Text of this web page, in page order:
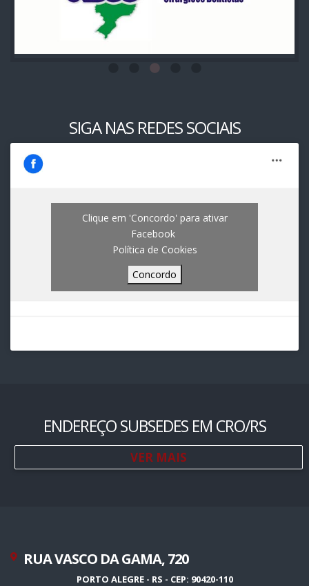
SIGA NAS REDES SOCIAIS
Clique em 'Concordo' para ativar
Facebook
Política de Cookies
Concordo
ENDEREÇO SUBSEDES EM CRO/RS
VER MAIS
RUA VASCO DA GAMA, 720
PORTO ALEGRE - RS - CEP: 90420-110